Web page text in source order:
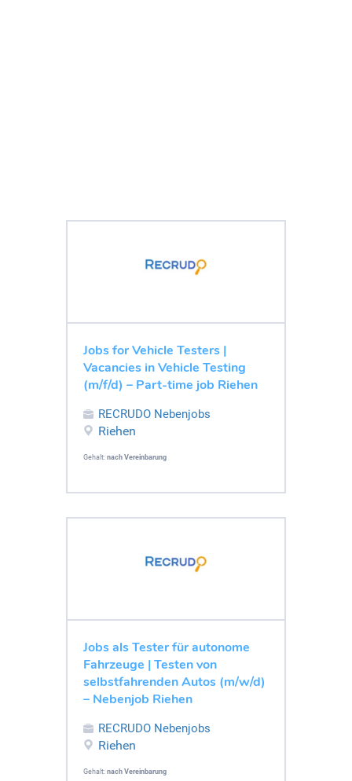
Jobs for Vehicle Testers |
Vacancies in Vehicle Testing
(m/f/d) – Part-time job Riehen
RECRUDO Nebenjobs
Riehen
Gehalt: nach Vereinbarung
Jobs als Tester für autonome
Fahrzeuge | Testen von
selbstfahrenden Autos (m/w/d)
– Nebenjob Riehen
RECRUDO Nebenjobs
Riehen
Gehalt: nach Vereinbarung